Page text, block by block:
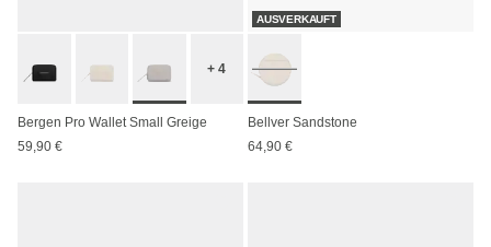
+ 4
Bergen Pro Wallet Small Greige
59,90 €
AUSVERKAUFT
Bellver Sandstone
64,90 €